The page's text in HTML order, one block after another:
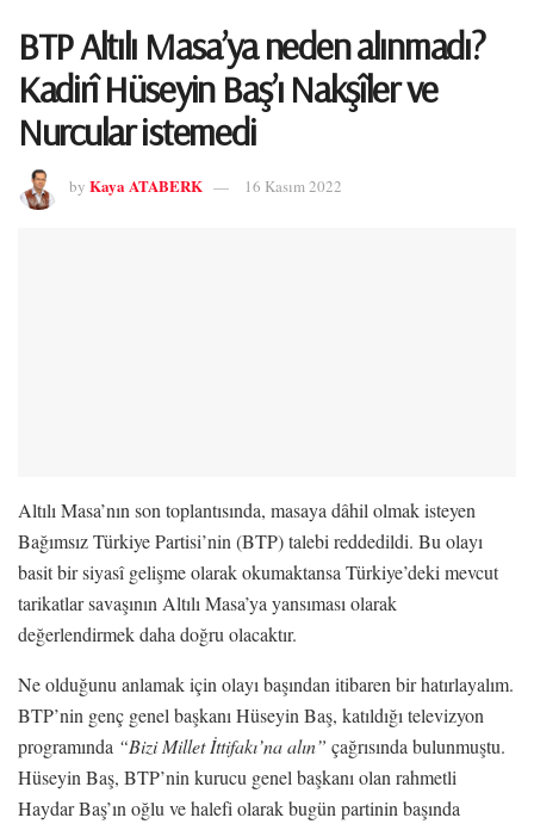
BTP Altılı Masa’ya neden alınmadı?
Kadirî Hüseyin Baş’ı Nakşîler ve
Nurcular istemedi
by Kaya ATABERK 16 Kasım 2022
Altılı Masa’nın son toplantısında, masaya dâhil olmak isteyen
Bağımsız Türkiye Partisi’nin (BTP) talebi reddedildi. Bu olayı
basit bir siyasî gelişme olarak okumaktansa Türkiye’deki mevcut
tarikatlar savaşının Altılı Masa’ya yansıması olarak
değerlendirmek daha doğru olacaktır.
Ne olduğunu anlamak için olayı başından itibaren bir hatırlayalım.
BTP’nin genç genel başkanı Hüseyin Baş, katıldığı televizyon
programında “Bizi Millet İttifakı’na alın” çağrısında bulunmuştu.
Hüseyin Baş, BTP’nin kurucu genel başkanı olan rahmetli
Haydar Baş’ın oğlu ve halefi olarak bugün partinin başında